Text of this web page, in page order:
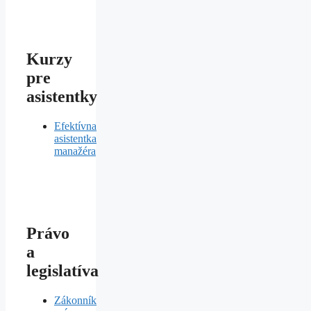
Kurzy
pre
asistentky
Efektívna
asistentka
manažéra
Právo
a
legislatíva
Zákonník